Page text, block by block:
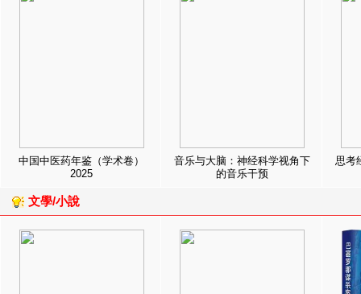
中国中医药年鉴（学术卷）
2025
音乐与大脑：神经科学视角下
的音乐干预
思考
文學/小說